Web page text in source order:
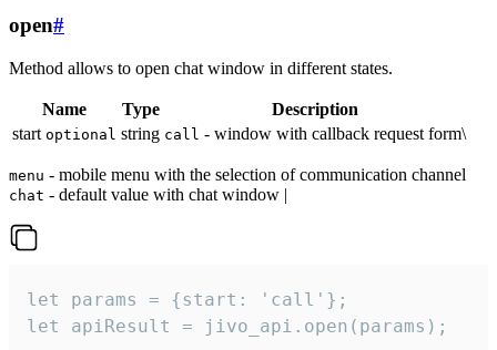
open#
Method allows to open chat window in different states.
Name Type
Description
start optional string call - window with callback request form\
menu - mobile menu with the selection of communication channel
chat - default value with chat window |
let params = {start: 'call'};
let apiResult = jivo_api.open(params);